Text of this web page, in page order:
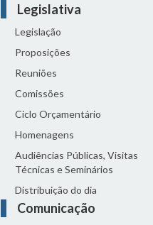
Legislativa
Legislação
Proposições
Reuniões
Comissões
Ciclo Orçamentário
Homenagens
Audiências Públicas, Visitas
Técnicas e Seminários
Distribuição do dia
Comunicação